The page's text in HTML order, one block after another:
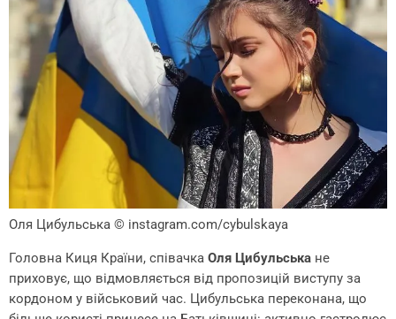
Оля Цибульська © instagram.com/cybulskaya
Головна Киця Країни, співачка Оля Цибульська не
приховує, що відмовляється від пропозицій виступу за
кордоном у військовий час. Цибульська переконана, що